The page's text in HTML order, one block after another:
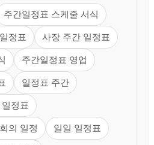
주간일정표 스케줄 서식
정표 사장 주간 일정표
주간일정표 영업
일정표 주간
정표
의 일정 일일 일정표